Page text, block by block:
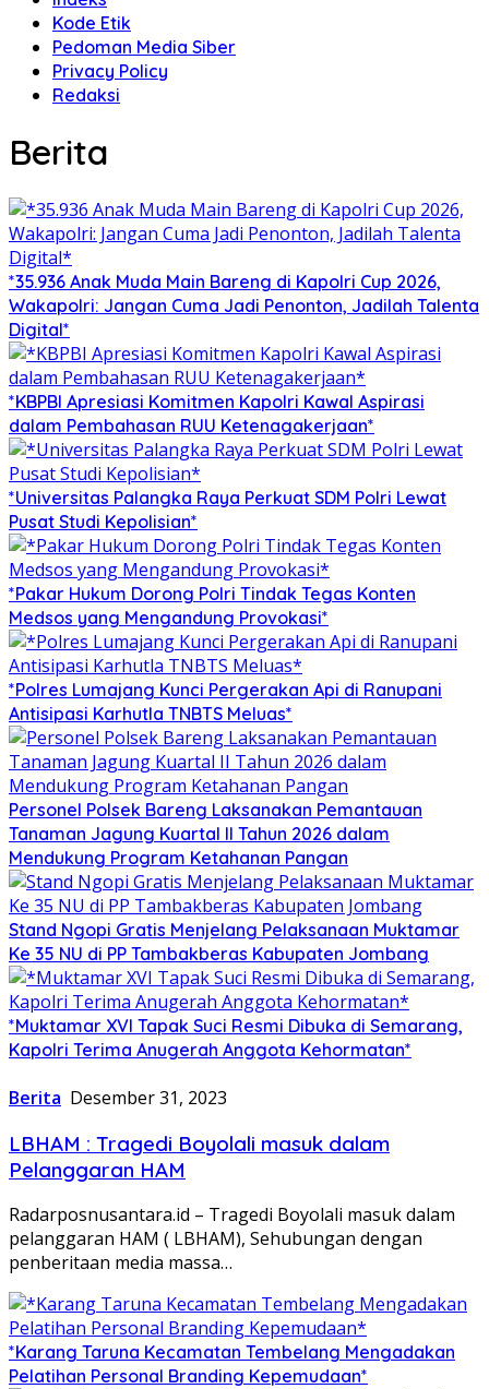
Kode Etik
Pedoman Media Siber
Privacy Policy
Redaksi
Berita
*35.936 Anak Muda Main Bareng di Kapolri Cup 2026,
Wakapolri: Jangan Cuma Jadi Penonton, Jadilah Talenta
Digital*
*KBPBI Apresiasi Komitmen Kapolri Kawal Aspirasi
dalam Pembahasan RUU Ketenagakerjaan*
*Universitas Palangka Raya Perkuat SDM Polri Lewat
Pusat Studi Kepolisian*
*Pakar Hukum Dorong Polri Tindak Tegas Konten
Medsos yang Mengandung Provokasi*
*Polres Lumajang Kunci Pergerakan Api di Ranupani
Antisipasi Karhutla TNBTS Meluas*
Personel Polsek Bareng Laksanakan Pemantauan
Tanaman Jagung Kuartal II Tahun 2026 dalam
Mendukung Program Ketahanan Pangan
Stand Ngopi Gratis Menjelang Pelaksanaan Muktamar
Ke 35 NU di PP Tambakberas Kabupaten Jombang
*Muktamar XVI Tapak Suci Resmi Dibuka di Semarang,
Kapolri Terima Anugerah Anggota Kehormatan*
Berita Desember 31, 2023
LBHAM : Tragedi Boyolali masuk dalam
Pelanggaran HAM
Radarposnusantara.id – Tragedi Boyolali masuk dalam
pelanggaran HAM ( LBHAM), Sehubungan dengan
penberitaan media massa…
*Karang Taruna Kecamatan Tembelang Mengadakan
Pelatihan Personal Branding Kepemudaan*